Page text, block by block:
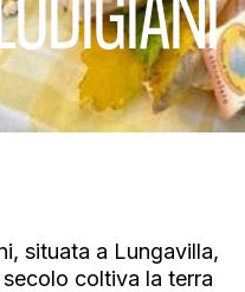
situata a Lungavilla,
coltiva la terra